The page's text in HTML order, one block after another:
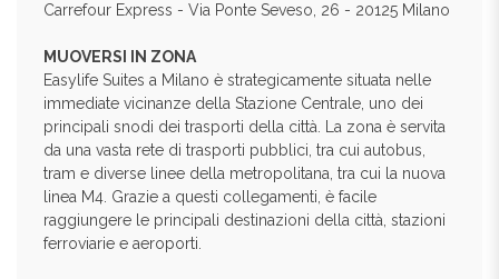
Carrefour Express - Via Ponte Seveso, 26 - 20125 Milano
MUOVERSI IN ZONA
Easylife Suites a Milano è strategicamente situata nelle
immediate vicinanze della Stazione Centrale, uno dei
principali snodi dei trasporti della città. La zona è servita
da una vasta rete di trasporti pubblici, tra cui autobus,
tram e diverse linee della metropolitana, tra cui la nuova
linea M4. Grazie a questi collegamenti, è facile
raggiungere le principali destinazioni della città, stazioni
ferroviarie e aeroporti.